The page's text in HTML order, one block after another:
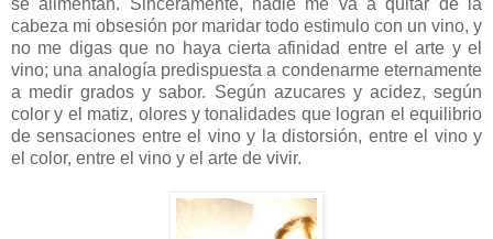
cabeza mi obsesión por maridar todo estimulo con un vino, y
no me digas que no haya cierta afinidad entre el arte y el
vino; una analogía predispuesta a condenarme eternamente
a medir grados y sabor. Según azucares y acidez, según
color y el matiz, olores y tonalidades que logran el equilibrio
de sensaciones entre el vino y la distorsión, entre el vino y
el color, entre el vino y el arte de vivir.